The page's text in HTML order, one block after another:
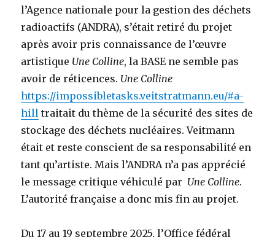
l’Agence nationale pour la gestion des déchets
radioactifs (ANDRA), s’était retiré du projet
après avoir pris connaissance de l’œuvre
artistique Une Colline, la BASE ne semble pas
avoir de réticences. Une Colline
https://impossibletasks.veitstratmann.eu/#a-
hill traitait du thème de la sécurité des sites de
stockage des déchets nucléaires. Veitmann
était et reste conscient de sa responsabilité en
tant qu’artiste. Mais l’ANDRA n’a pas apprécié
le message critique véhiculé par Une Colline.
L’autorité française a donc mis fin au projet.
Du 17 au 19 septembre 2025, l’Office fédéral